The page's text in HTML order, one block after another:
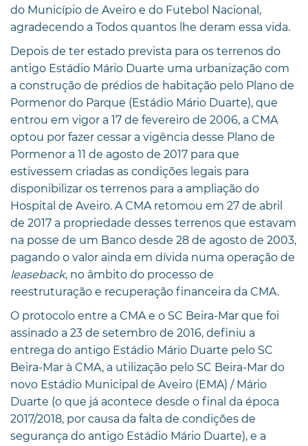
do Município de Aveiro e do Futebol Nacional,
agradecendo a Todos quantos lhe deram essa vida.
Depois de ter estado prevista para os terrenos do
antigo Estádio Mário Duarte uma urbanização com
a construção de prédios de habitação pelo Plano de
Pormenor do Parque (Estádio Mário Duarte), que
entrou em vigor a 17 de fevereiro de 2006, a CMA
optou por fazer cessar a vigência desse Plano de
Pormenor a 11 de agosto de 2017 para que
estivessem criadas as condições legais para
disponibilizar os terrenos para a ampliação do
Hospital de Aveiro. A CMA retomou em 27 de abril
de 2017 a propriedade desses terrenos que estavam
na posse de um Banco desde 28 de agosto de 2003,
pagando o valor ainda em dívida numa operação de
leaseback, no âmbito do processo de
reestruturação e recuperação financeira da CMA.
O protocolo entre a CMA e o SC Beira-Mar que foi
assinado a 23 de setembro de 2016, definiu a
entrega do antigo Estádio Mário Duarte pelo SC
Beira-Mar à CMA, a utilização pelo SC Beira-Mar do
novo Estádio Municipal de Aveiro (EMA) / Mário
Duarte (o que já acontece desde o final da época
2017/2018, por causa da falta de condições de
segurança do antigo Estádio Mário Duarte), e a